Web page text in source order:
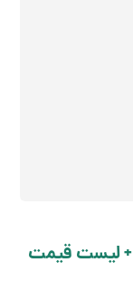
+ لیست قیمت